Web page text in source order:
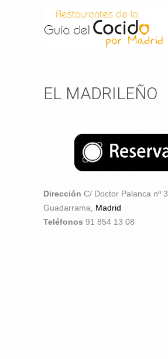
EL MADRILEÑO
Dirección C/ Doctor Palanca nº 3,
Guadarrama, Madrid
Teléfonos 91 854 13 08